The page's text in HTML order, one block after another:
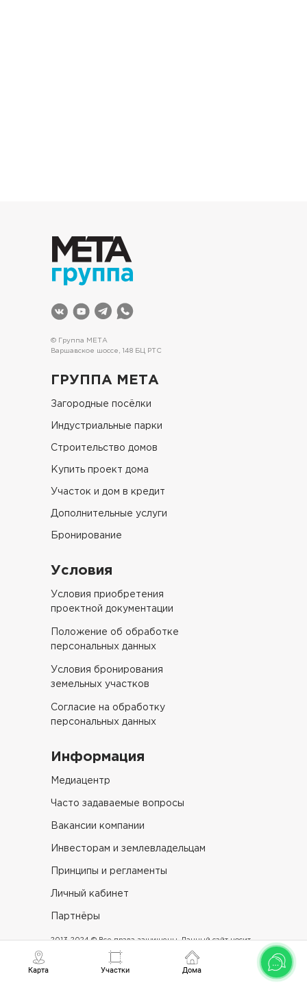
© Группа МЕТА
Варшавское шоссе, 148 БЦ РТС
2013-2024 © Все права защищены. Данный сайт носит
исключительно информационный характер и не
является публичной офертой, определяемой
положениями статьи 437 Гражданского кодекса
ГРУППА МЕТА
Загородные посёлки
Индустриальные парки
Строительство домов
Купить проект дома
Участок и дом в кредит
Дополнительные услуги
Бронирование
Условия
Информация
Условия приобретения
проектной документации
Медиацентр
Положение об обработке
персональных данных
Часто задаваемые вопросы
Условия бронирования
земельных участков
Вакансии компании
Согласие на обработку
персональных данных
Инвесторам и землевладельцам
Принципы и регламенты
Личный кабинет
Партнёры
Карта Участки Дома